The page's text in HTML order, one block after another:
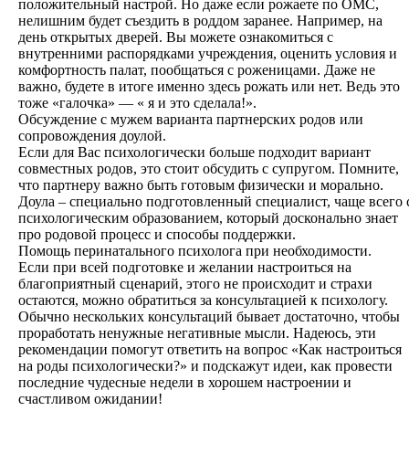
положительный настрой. Но даже если рожаете по ОМС,
нелишним будет съездить в роддом заранее. Например, на
день открытых дверей. Вы можете ознакомиться с
внутренними распорядками учреждения, оценить условия и
комфортность палат, пообщаться с роженицами. Даже не
важно, будете в итоге именно здесь рожать или нет. Ведь это
тоже «галочка» — « я и это сделала!».
Обсуждение с мужем варианта партнерских родов или
сопровождения доулой.
Если для Вас психологически больше подходит вариант
совместных родов, это стоит обсудить с супругом. Помните,
что партнеру важно быть готовым физически и морально.
Доула – специально подготовленный специалист, чаще всего
психологическим образованием, который досконально знает
про родовой процесс и способы поддержки.
Помощь перинатального психолога при необходимости.
Если при всей подготовке и желании настроиться на
благоприятный сценарий, этого не происходит и страхи
остаются, можно обратиться за консультацией к психологу.
Обычно нескольких консультаций бывает достаточно, чтобы
проработать ненужные негативные мысли. Надеюсь, эти
рекомендации помогут ответить на вопрос «Как настроиться
на роды психологически?» и подскажут идеи, как провести
последние чудесные недели в хорошем настроении и
счастливом ожидании!